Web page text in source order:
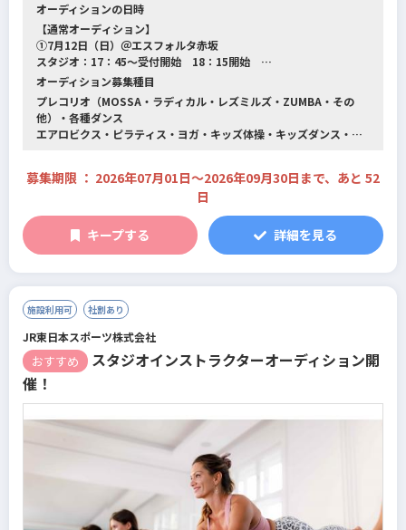
スタジオ・プール・他
【ハイクラスオーデション】
スタジオ:1レッスン（60分）：8,000円～（税別/交通費別）
アクアエクササイズ:1レッスン(45分):8,000円〜（税別/交通費別）
スイミング:1レッスン(60分):5,000円～（税別/交通費別）
※ハイクラスオーデションの基準に達していない結果となった場合は、異
なるフィーをご提示することがあります。
【通常オーデション】
アクアエクササイズ:1レッスン(45分):3,500円〜（税別/交通費別）
スイミング:1レッスン(60分):3,500円～（税別/交通費別）
オーディションの日時
【通常オーディション】
①7月12日（日）＠エスフォルタ赤坂
スタジオ：17：45～受付開始 18：15開始
スイミング・アクアエクササイズ：19：00～受付開始 19：30開始
②7月26日（日）＠エスフォルタ赤坂
スタジオ：17：45～受付開始 18：15開始
スイミング・アクアエクササイズ：19：00～受付開始 19：30開始
③8月16日（日）＠エスフォルタ赤坂
スイミング・アクアエクササイズ：19：00～受付開始 19：30開始
①7月27日（月）10：00～受付開始 10：30開始@マイゴルフスタ
イル江戸川橋
②8月10日（月）10：00～受付開始 10：30開始@マイゴルフスタ
イル江戸川橋
③8月17日（月）15：00～受付開始 15：15開始＠エスフォルタア
リーナ八王子
④8月24日（月）10：00～受付開始 10：30開始@マイゴルフスタ
イル江戸川橋
【通常スイミングオーディション】
①7月15日(水)＠KIDS SWIM esforta prime水道橋
②8月3日(金)＠KIDS SWIM esforta prime水道橋
10:00受付日 10:30開始
※オーディション希望日を明記の上、エントリーをお願いいたしま
オーディション募集種目
プレコリオ（MOSSA・ラディカル・レズミルズ・ZUMBA・その
他）・各種ダンス
エアロビクス・ピラティス・ヨガ・キッズ体操・キッズダンス・健
募集期限 ： 2026年07月01日〜2026年09月30日まで、あと 52
日
キープする 詳細を見る
施設利用可 社割あり
JR東日本スポーツ株式会社
おすすめ
スタジオインストラクターオーディション開
催！